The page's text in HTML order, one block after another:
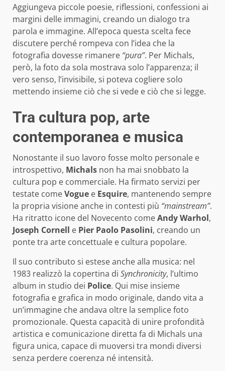
Aggiungeva piccole poesie, riflessioni, confessioni ai
margini delle immagini, creando un dialogo tra
parola e immagine. All’epoca questa scelta fece
discutere perché rompeva con l’idea che la
fotografia dovesse rimanere “pura”. Per Michals,
però, la foto da sola mostrava solo l’apparenza; il
vero senso, l’invisibile, si poteva cogliere solo
mettendo insieme ciò che si vede e ciò che si legge.
Tra cultura pop, arte
contemporanea e musica
Nonostante il suo lavoro fosse molto personale e
introspettivo, Michals non ha mai snobbato la
cultura pop e commerciale. Ha firmato servizi per
testate comeVogue e Esquire, mantenendo sempre
la propria visione anche in contesti più “mainstream”.
Ha ritratto icone del Novecento comeAndy Warhol,
Joseph Cornell e Pier Paolo Pasolini, creando un
ponte tra arte concettuale e cultura popolare.
Il suo contributo si estese anche alla musica: nel
1983 realizzò la copertina di Synchronicity, l’ultimo
album in studio dei Police. Qui mise insieme
fotografia e grafica in modo originale, dando vita a
un’immagine che andava oltre la semplice foto
promozionale. Questa capacità di unire profondità
artistica e comunicazione diretta fa di Michals una
figura unica, capace di muoversi tra mondi diversi
senza perdere coerenza né intensità.